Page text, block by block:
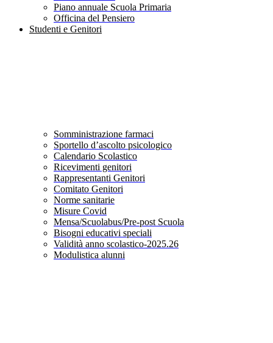
Piano annuale Scuola Primaria
Officina del Pensiero
Studenti e Genitori
Somministrazione farmaci
Sportello d’ascolto psicologico
Calendario Scolastico
Ricevimenti genitori
Rappresentanti Genitori
Comitato Genitori
Norme sanitarie
Misure Covid
Mensa/Scuolabus/Pre-post Scuola
Bisogni educativi speciali
Validità anno scolastico-2025.26
Modulistica alunni